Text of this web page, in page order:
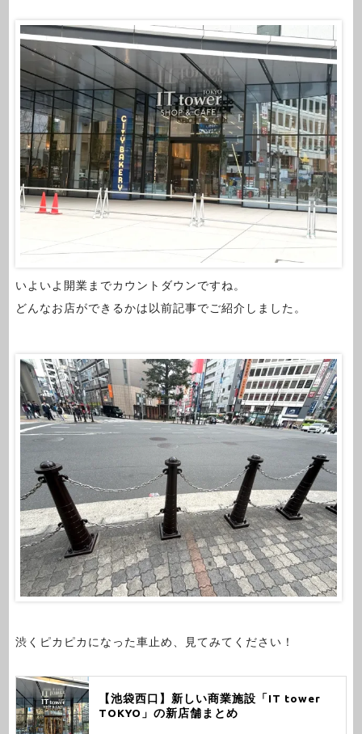
いよいよ開業までカウントダウンですね。
どんなお店ができるかは以前記事でご紹介しました。
渋くピカピカになった車止め、見てみてください！
【池袋西口】新しい商業施設「IT tower
TOKYO」の新店舗まとめ